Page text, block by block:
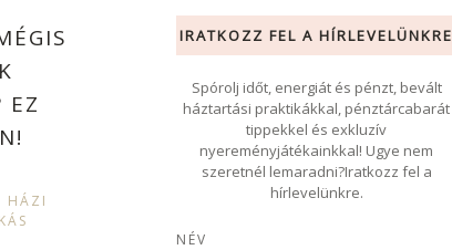
EZ
HÁZI
IRATKOZZ FEL A HÍRLEVELÜNKRE
Spórolj időt, energiát és pénzt, bevált
háztartási praktikákkal, pénztárcabarát
tippekkel és exkluzív
nyereményjátékainkkal! Ugye nem
szeretnél lemaradni?Iratkozz fel a
hírlevelünkre.
NÉV